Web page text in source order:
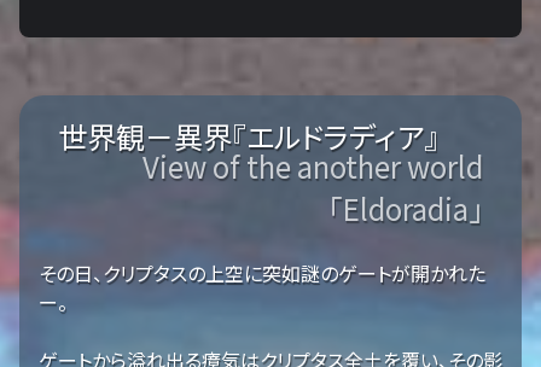
世界観－異界『エルドラディア』
View of the another world
「Eldoradia」
その日、クリプタスの上空に突如謎のゲートが開かれた
ー。
ゲートから溢れ出る瘴気はクリプタス全土を覆い、その影